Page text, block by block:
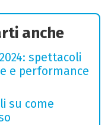
anche
spettacoli
e performance
su come